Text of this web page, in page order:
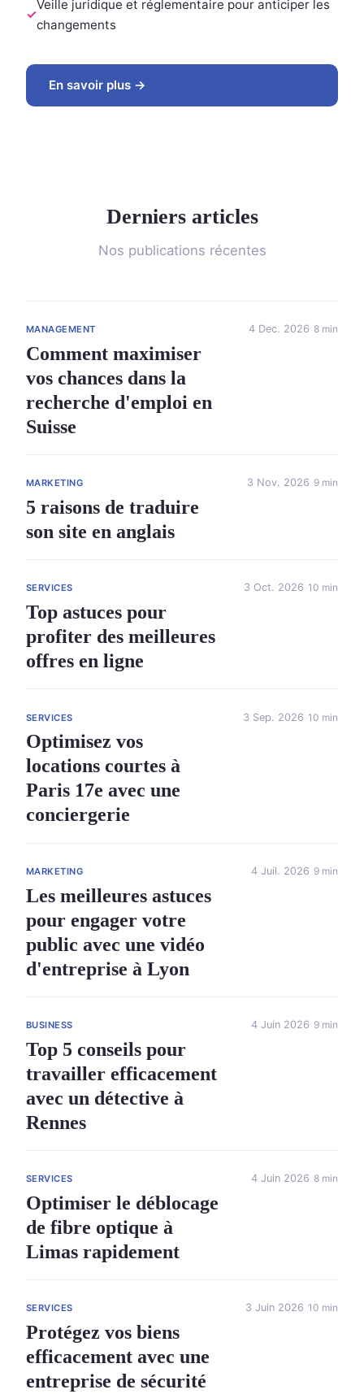
Veille juridique et réglementaire pour anticiper les
changements
En savoir plus →
Derniers articles
Nos publications récentes
MANAGEMENT
Comment maximiser
vos chances dans la
recherche d'emploi en
Suisse
4 Dec. 2026 8 min
MARKETING
5 raisons de traduire
son site en anglais
3 Nov. 2026 9 min
SERVICES
Top astuces pour
profiter des meilleures
offres en ligne
3 Oct. 2026 10 min
SERVICES
Optimisez vos
locations courtes à
Paris 17e avec une
conciergerie
3 Sep. 2026 10 min
MARKETING
Les meilleures astuces
pour engager votre
public avec une vidéo
d'entreprise à Lyon
4 Juil. 2026 9 min
BUSINESS
Top 5 conseils pour
travailler efficacement
avec un détective à
Rennes
4 Juin 2026 9 min
SERVICES
Optimiser le déblocage
de fibre optique à
Limas rapidement
4 Juin 2026 8 min
SERVICES
Protégez vos biens
efficacement avec une
entreprise de sécurité
3 Juin 2026 10 min